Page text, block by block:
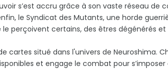
s’est accru grâce à son vaste réseau de
le Syndicat des Mutants, une horde
perçoivent certains, des êtres dégénérés et
cartes situé dans l'univers de Neuroshima.
et engage le combat pour